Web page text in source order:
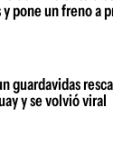
pone un freno a
guardavidas
y se volvió viral